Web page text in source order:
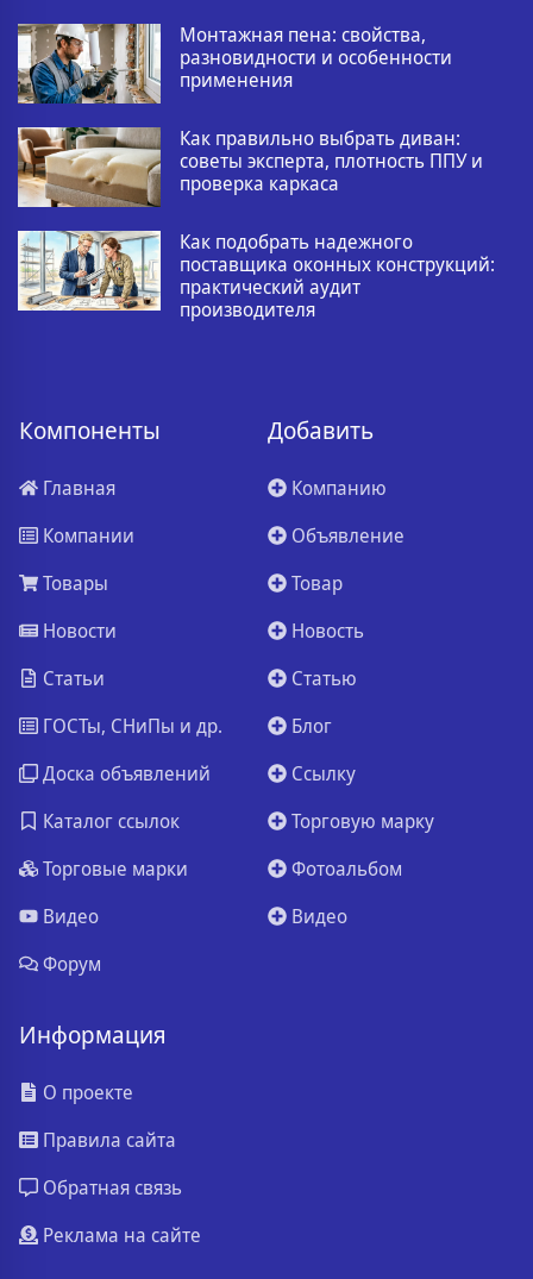
Монтажная пена: свойства,
разновидности и особенности
применения
Как правильно выбрать диван:
советы эксперта, плотность ППУ и
проверка каркаса
Как подобрать надежного
поставщика оконных конструкций:
практический аудит
производителя
Компоненты
Главная
Компании
Товары
Новости
Статьи
ГОСТы, СНиПы и др.
Доска объявлений
Каталог ссылок
Торговые марки
Видео
Форум
Добавить
Компанию
Объявление
Товар
Новость
Статью
Блог
Ссылку
Торговую марку
Фотоальбом
Видео
Информация
О проекте
Правила сайта
Обратная связь
Реклама на сайте